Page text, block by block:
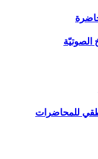
للمحاضرات